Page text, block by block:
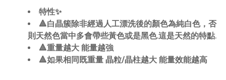
特性✨
🔺白晶簇除非經過人工漂洗後的顏色為純白色，否
則天然色當中多會帶些黃色或是黑色.這是天然的特點.
🔺重量越大 能量越強
🔺如果相同既重量 晶粒/晶柱越大 能量效能越高